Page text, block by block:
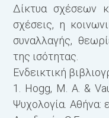
Δίκτυα σχέσεων
σχέσεις, η
συναλλαγής,
της ισότητας.
Ενδεικτική
1. Hogg, M. A. &
Ψυχολογία. Αθήνα: